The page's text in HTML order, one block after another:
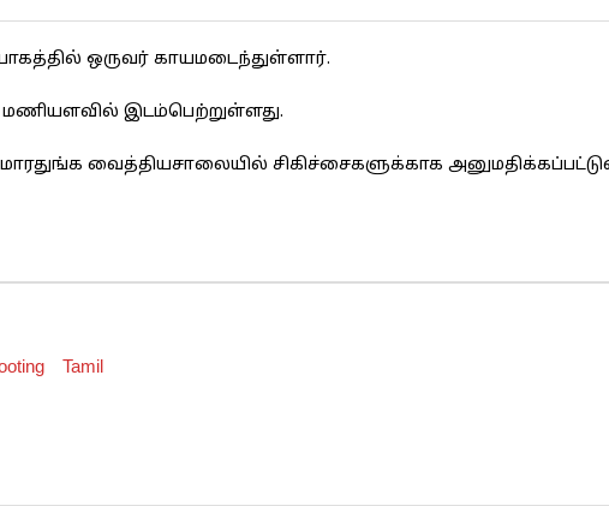
ஒருவர் காயமடைந்துள்ளார்.
இடம்பெற்றுள்ளது.
வைத்தியசாலையில் சிகிச்சைகளுக்காக
Tamil